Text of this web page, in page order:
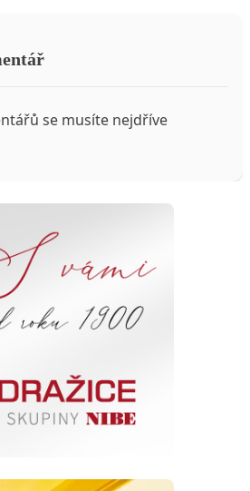
se musíte nejdříve